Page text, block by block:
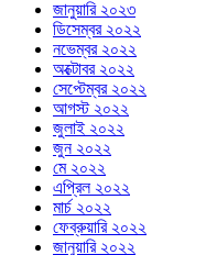
জানুয়ারি ২০২৩
ডিসেম্বর ২০২২
নভেম্বর ২০২২
অক্টোবর ২০২২
সেপ্টেম্বর ২০২২
আগস্ট ২০২২
জুলাই ২০২২
জুন ২০২২
মে ২০২২
এপ্রিল ২০২২
মার্চ ২০২২
ফেব্রুয়ারি ২০২২
জানুয়ারি ২০২২